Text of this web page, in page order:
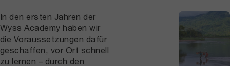
In den ersten Jahren der
Wyss Academy haben wir
die Voraussetzungen dafür
geschaffen, vor Ort schnell
zu lernen – durch den